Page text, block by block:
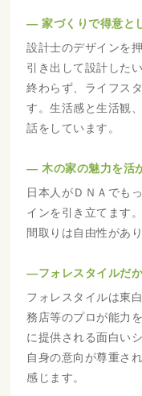
― 家づくりで得意と
設計士のデザインを
引き出して設計した
終わらず、ライフス
す。生活感と生活観
話をしています。
― 木の家の魅力を活
日本人がＤＮＡでも
インを引き立てます
間取りは自由性があ
―フォレスタイルだ
フォレスタイルは東
務店等のプロが能力
に提供される面白い
自身の意向が尊重さ
感じます。